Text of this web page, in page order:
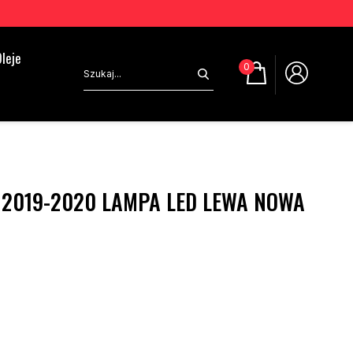
0
2019-2020 LAMPA LED LEWA NOWA